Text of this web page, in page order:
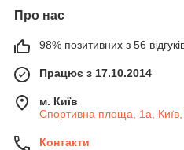
Про нас
98% позитивних з 56
Працює з 17.10.2014
м. Київ
Спортивна площа, 1а, Київ,
Контакти